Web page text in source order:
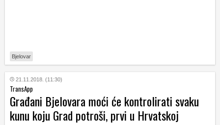
Bjelovar
21.11.2018. (11:30)
TransApp
Građani Bjelovara moći će kontrolirati svaku
kunu koju Grad potroši, prvi u Hrvatskoj